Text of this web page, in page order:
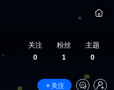
关注
0
粉丝
1
主题
0
关注